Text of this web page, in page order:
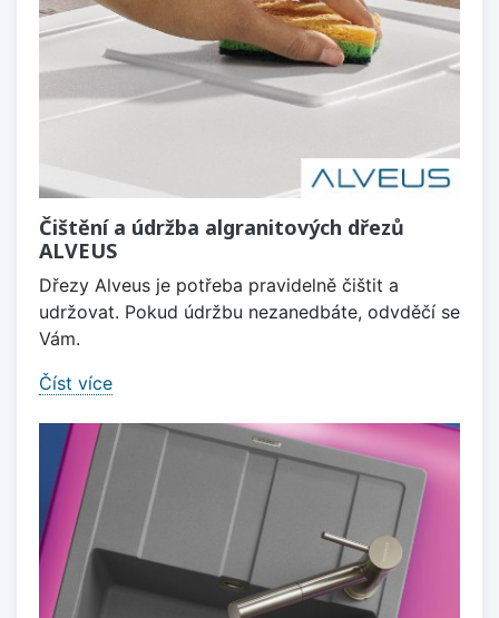
Čištění a údržba algranitových dřezů
ALVEUS
Dřezy Alveus je potřeba pravidelně čištit a
udržovat. Pokud údržbu nezanedbáte, odvděčí se
Vám.
Číst více